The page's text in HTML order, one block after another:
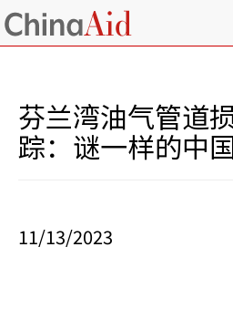
芬兰湾油气管道
踪：谜一样的中
11/13/2023